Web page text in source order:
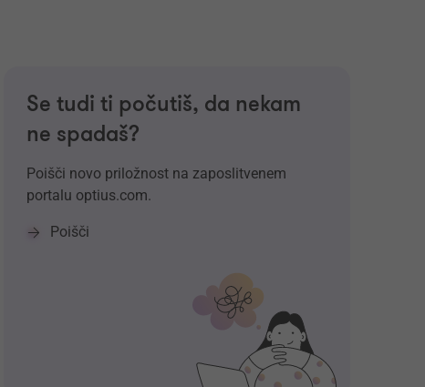
Se tudi ti počutiš, da nekam
ne spadaš?
Poišči novo priložnost na zaposlitvenem
portalu optius.com.
Poišči